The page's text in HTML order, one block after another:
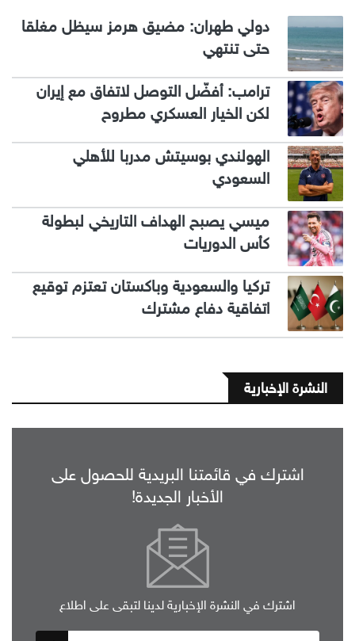
دولي طهران: مضيق هرمز سيظل مغلقا
حتى تنتهي
ترامب: أفضّل التوصل لاتفاق مع إيران
لكن الخيار العسكري مطروح
الهولندي بوسيتش مدربا للأهلي
السعودي
ميسي يصبح الهداف التاريخي لبطولة
كأس الدوريات
تركيا والسعودية وباكستان تعتزم توقيع
اتفاقية دفاع مشترك
النشرة الإخبارية
اشترك في قائمتنا البريدية للحصول على
الأخبار الجديدة!
اشترك في النشرة الإخبارية لدينا لتبقى على اطلاع